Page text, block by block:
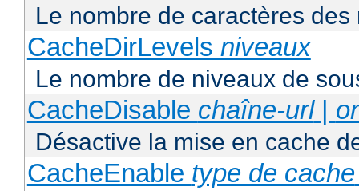
Le nombre de caractères
CacheDirLevels niveaux
Le nombre de niveaux de
CacheDisable chaîne-url|
Désactive la mise en cache
CacheEnable type de cache